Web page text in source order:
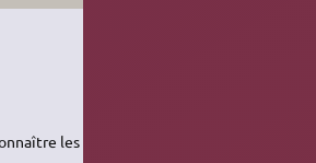
les termes suivants :